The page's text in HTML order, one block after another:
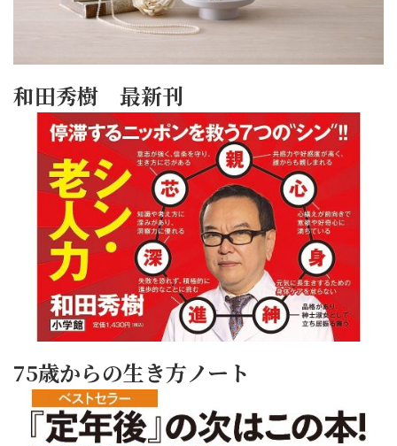
和田秀樹 最新刊
75歳からの生き方ノート